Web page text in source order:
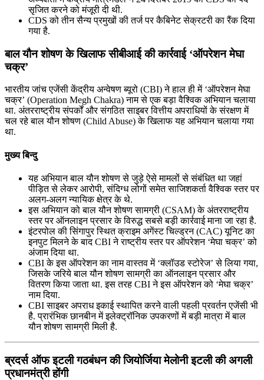
सृजित करने को मंजूरी दी थी.
CDS को तीन सैन्य प्रमुखों की तर्ज पर कैबिनेट सेक्रटरी का रैंक दिया
गया है.
बाल यौन शोषण के खिलाफ सीबीआई की कार्रवाई ‘ऑपरेशन मेघा
चक्र’
भारतीय जांच एजेंसी केंद्रीय अन्वेषण ब्यूरो (CBI) ने हाल ही में ‘ऑपरेशन मेघा
चक्र’ (Operation Megh Chakra) नाम से एक बड़ा वैश्विक अभियान चलाया
था. अंतरराष्ट्रीय संपर्कों और संगठित साइबर वित्तीय अपराधियों के संरक्षण में
चल रहे बाल यौन शोषण (Child Abuse) के खिलाफ यह अभियान चलाया गया
था.
मुख्य बिन्दु
यह अभियान बाल यौन शोषण से जुड़े ऐसे मामलों से संबंधित था जहां
पीड़ित से लेकर आरोपी, संदिग्ध लोगों समेत साजिशकर्ता वैश्विक स्तर पर
अलग-अलग न्यायिक क्षेत्र के थे.
इस अभियान को बाल यौन शोषण सामग्री (CSAM) के अंतरराष्ट्रीय
स्तर पर ऑनलाइन प्रसार के विरुद्ध सबसे बड़ी कार्रवाई माना जा रहा है.
इंटरपोल की सिंगापुर स्थित क्राइम अगेंस्ट चिल्ड्रन (CAC) यूनिट का
इनपुट मिलने के बाद CBI ने राष्ट्रीय स्तर पर ऑपरेशन ‘मेघा चक्र’ को
अंजाम दिया था.
CBI के इस ऑपरेशन का नाम वास्तव में ‘क्लॉउड स्टोरेज’ से लिया गया,
जिसके जरिये बाल यौन शोषण सामग्री का ऑनलाइन प्रसार और
वितरण किया जाता था. इस तरह CBI ने इस ऑपरेशन को ‘मेघा चक्र’
नाम दिया.
CBI साइबर अपराध इकाई स्थापित करने वाली पहली प्रवर्तन एजेंसी भी
है. प्रारंभिक छानबीन में इलेक्ट्रॉनिक उपकरणों में बड़ी मात्रा में बाल
यौन शोषण सामग्री मिली है.
ब्रदर्स ऑफ इटली गठबंधन की जियोर्जिया मेलोनी इटली की अगली
प्रधानमंत्री होंगी